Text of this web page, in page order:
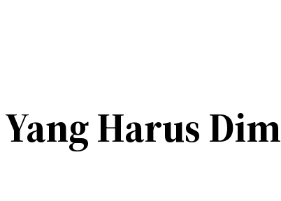
Harus